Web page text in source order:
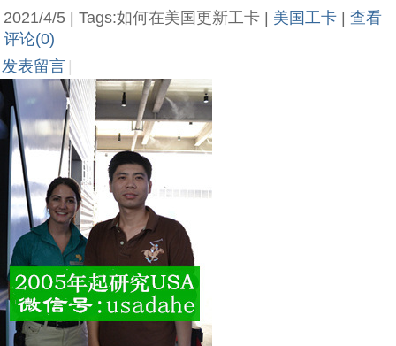
2021/4/5 | Tags:如何在美国更新工卡 | 美国工卡
查看
评论(0)
发表留言